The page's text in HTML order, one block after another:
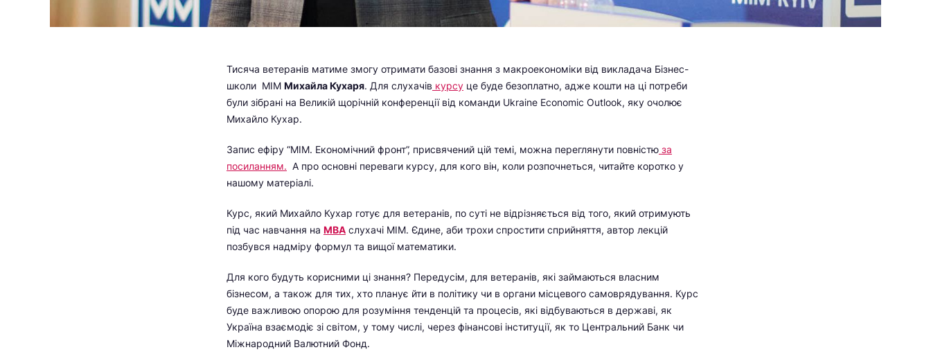
Тисяча ветеранів матиме змогу отримати базові знання з макроекономіки від викладача Бізнес-
школи МІМ Михайла Кухаря. Для слухачів курсу це буде безоплатно, адже кошти на ці потреби
були зібрані на Великій щорічній конференції від команди Ukraine Economic Outlook, яку очолює
Михайло Кухар.
Запис ефіру “МІМ. Економічний фронт”, присвячений цій темі, можна переглянути повністю за
посиланням. А про основні переваги курсу, для кого він, коли розпочнеться, читайте коротко у
нашому матеріалі.
Курс, який Михайло Кухар готує для ветеранів, по суті не відрізняється від того, який отримують
під час навчання на МВА слухачі МІМ. Єдине, аби трохи спростити сприйняття, автор лекцій
позбувся надміру формул та вищої математики.
Для кого будуть корисними ці знання? Передусім, для ветеранів, які займаються власним
бізнесом, а також для тих, хто планує йти в політику чи в органи місцевого самоврядування. Курс
буде важливою опорою для розуміння тенденцій та процесів, які відбуваються в державі, як
Україна взаємодіє зі світом, у тому числі, через фінансові інституції, як то Центральний Банк чи
Міжнародний Валютний Фонд.